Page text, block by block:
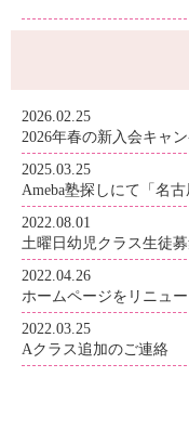
2026.02.25
2026年春の新入会キャ
2025.03.25
Ameba塾探しにて「名
2022.08.01
土曜日幼児クラス生徒募
2022.04.26
ホームページをリニュ
2022.03.25
Aクラス追加のご連絡